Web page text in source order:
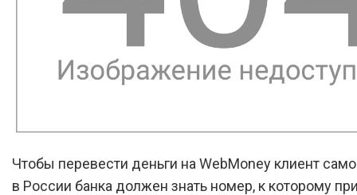
Чтобы перевести деньги на WebMoney клиент
в России банка должен знать номер, к которому